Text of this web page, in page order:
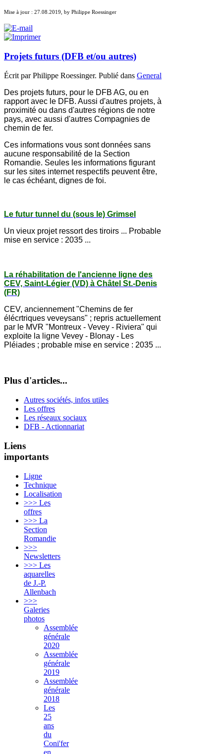
Mise à jour : 27.08.2019, by Philippe Roessinger
Projets futurs (DFB et/ou autres)
Écrit par Philippe Roessinger. Publié dans General
Des projets futurs, pour le DFB AG, ou en
rapport avec le DFB. Aussi d'autres projets, à
proximité ou dans d'autres régions de notre
pays, avec aussi d'autres Compagnies de
chemin de fer.
Ces informations vous sont données sans
aucune responsabilité de la Section
Romandie. Seules les informations figurant
sur les sites internet respectifs peuvent être,
le cas échéant, dignes de foi.
Le futur tunnel du (sous le) Grimsel
Un vieux projet ressort des tiroirs ... Probable
mise en service : 2035 ...
La réhabilitation de l'ancienne ligne des
CEV, Saint-Légier (VD) à Châtel St.-Denis
(FR)
CEV, anciennement "Chemins de fer
élécrtriques veveysans" ; repris actuellement
par le MVR "Montreux - Vevey - Riviera" qui
exploite la ligne Vevey - Blonay - Les
Pléiades ; probable mise en service : 2035 ...
Plus d'articles...
Autres sociétés, infos utiles
Les offres
Les réseaux sociaux
DFB - Actionnariat
Liens
importants
Ligne
Technique
Localisation
>>> Les
offres
>>> La
Section
Romandie
>>>
Newsletters
>>> Les
aquarelles
de J.-P.
Allenbach
>>>
Galeries
photos
Assemblée
générale
2020
Assemblée
générale
2019
Assemblée
générale
2018
Les
25
ans
du
Coni'fer
en